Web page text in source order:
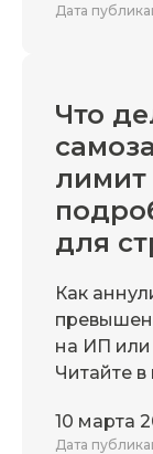
Дата
Что
лимит
для
Как
на ИП
Читайте
10 марта
Дата